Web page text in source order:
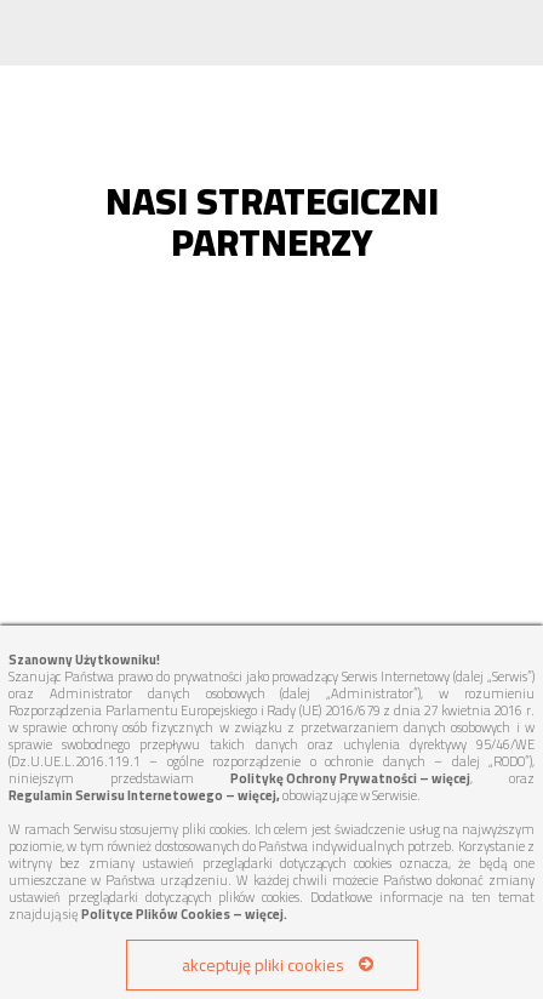
NASI STRATEGICZNI
PARTNERZY
Szanowny Użytkowniku!
Szanując Państwa prawo do prywatności jako prowadzący Serwis Internetowy (dalej „Serwis”)
oraz Administrator danych osobowych (dalej „Administrator”), w rozumieniu
Rozporządzenia Parlamentu Europejskiego i Rady (UE) 2016/679 z dnia 27 kwietnia 2016 r.
w sprawie ochrony osób fizycznych w związku z przetwarzaniem danych osobowych i w
sprawie swobodnego przepływu takich danych oraz uchylenia dyrektywy 95/46/WE
(Dz.U.UE.L.2016.119.1 – ogólne rozporządzenie o ochronie danych – dalej „RODO”),
niniejszym przedstawiam Politykę Ochrony Prywatności – więcej, oraz
Regulamin Serwisu Internetowego – więcej,obowiązujące w Serwisie.
W ramach Serwisu stosujemy pliki cookies. Ich celem jest świadczenie usług na najwyższym
poziomie, w tym również dostosowanych do Państwa indywidualnych potrzeb. Korzystanie z
witryny bez zmiany ustawień przeglądarki dotyczących cookies oznacza, że będą one
umieszczane w Państwa urządzeniu. W każdej chwili możecie Państwo dokonać zmiany
ustawień przeglądarki dotyczących plików cookies. Dodatkowe informacje na ten temat
znajdują sięPolityce Plików Cookies – więcej.
akceptuję pliki cookies